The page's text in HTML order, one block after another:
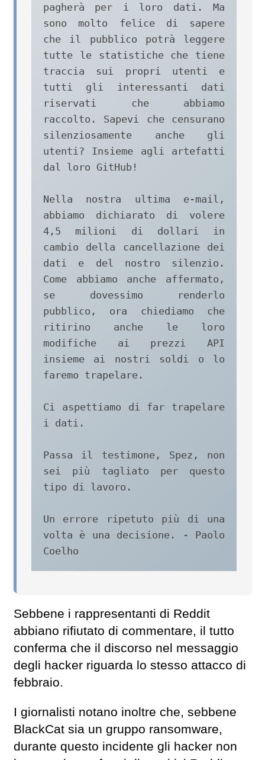
pagherà per i loro dati. Ma
sono molto felice di sapere
che il pubblico potrà leggere
tutte le statistiche che tiene
traccia sui propri utenti e
tutti gli interessanti dati
riservati che abbiamo
raccolto. Sapevi che censurano
silenziosamente anche gli
utenti? Insieme agli artefatti
dal loro GitHub!
Nella nostra ultima e-mail,
abbiamo dichiarato di volere
4,5 milioni di dollari in
cambio della cancellazione dei
dati e del nostro silenzio.
Come abbiamo anche affermato,
se dovessimo renderlo
pubblico, ora chiediamo che
ritirino anche le loro
modifiche ai prezzi API
insieme ai nostri soldi o lo
faremo trapelare.
Ci aspettiamo di far trapelare
i dati.
Passa il testimone, Spez, non
sei più tagliato per questo
tipo di lavoro.
Un errore ripetuto più di una
volta è una decisione. - Paolo
Coelho
Sebbene i rappresentanti di Reddit
abbiano rifiutato di commentare, il tutto
conferma che il discorso nel messaggio
degli hacker riguarda lo stesso attacco di
febbraio.
I giornalisti notano inoltre che, sebbene
BlackCat sia un gruppo ransomware,
durante questo incidente gli hacker non